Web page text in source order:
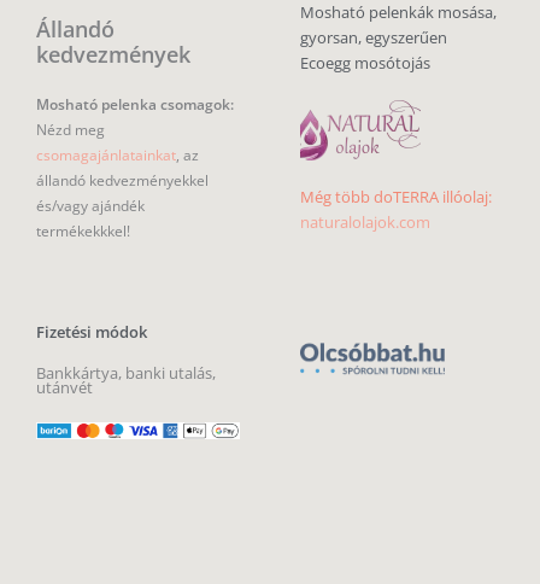
Állandó
kedvezmények
Mosható pelenka csomagok:
Nézd meg
csomagajánlatainkat, az
állandó kedvezményekkel
és/vagy ajándék
termékekkkel!
Fizetési módok
Bankkártya, banki utalás,
utánvét
Mosható pelenkák mosása,
gyorsan, egyszerűen
Ecoegg mosótojás
Még több doTERRA illóolaj:
naturalolajok.com